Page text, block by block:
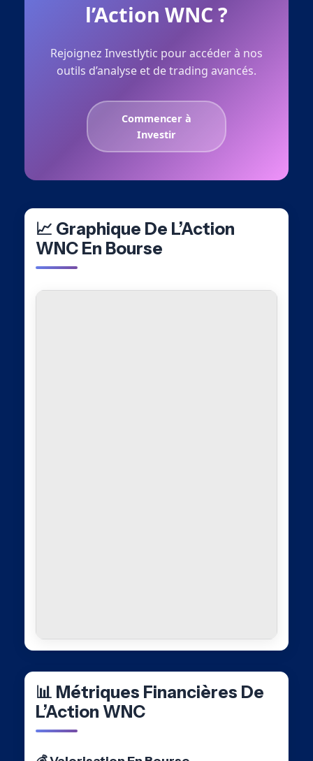
l’Action WNC ?
Rejoignez Investlytic pour accéder à nos
outils d’analyse et de trading avancés.
Commencer à
Investir
📈 Graphique De L’Action
WNC En Bourse
📊 Métriques Financières De
L’Action WNC